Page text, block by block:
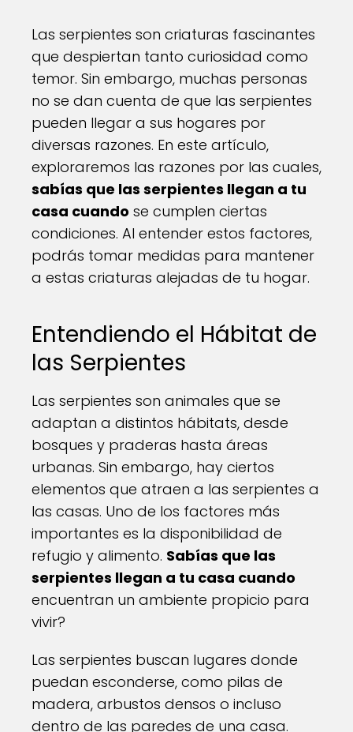
Las serpientes son criaturas fascinantes
que despiertan tanto curiosidad como
temor. Sin embargo, muchas personas
no se dan cuenta de que las serpientes
pueden llegar a sus hogares por
diversas razones. En este artículo,
exploraremos las razones por las cuales,
sabías que las serpientes llegan a tu
casa cuando se cumplen ciertas
condiciones. Al entender estos factores,
podrás tomar medidas para mantener
a estas criaturas alejadas de tu hogar.
Entendiendo el Hábitat de
las Serpientes
Las serpientes son animales que se
adaptan a distintos hábitats, desde
bosques y praderas hasta áreas
urbanas. Sin embargo, hay ciertos
elementos que atraen a las serpientes a
las casas. Uno de los factores más
importantes es la disponibilidad de
refugio y alimento. Sabías que las
serpientes llegan a tu casa cuando
encuentran un ambiente propicio para
vivir?
Las serpientes buscan lugares donde
puedan esconderse, como pilas de
madera, arbustos densos o incluso
dentro de las paredes de una casa.